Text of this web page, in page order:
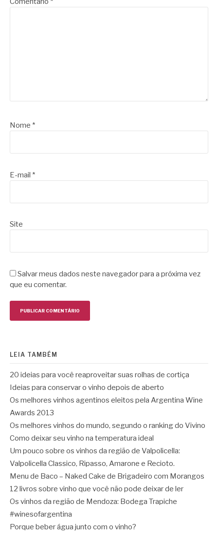
Nome *
E-mail *
Site
Salvar meus dados neste navegador para a próxima vez
que eu comentar.
LEIA TAMBÉM
20 ideias para você reaproveitar suas rolhas de cortiça
Ideias para conservar o vinho depois de aberto
Os melhores vinhos agentinos eleitos pela Argentina Wine
Awards 2013
Os melhores vinhos do mundo, segundo o ranking do Vivino
Como deixar seu vinho na temperatura ideal
Um pouco sobre os vinhos da região de Valpolicella:
Valpolicella Classico, Ripasso, Amarone e Recioto.
Menu de Baco – Naked Cake de Brigadeiro com Morangos
12 livros sobre vinho que você não pode deixar de ler
Os vinhos da região de Mendoza: Bodega Trapiche
#winesofargentina
Porque beber água junto com o vinho?